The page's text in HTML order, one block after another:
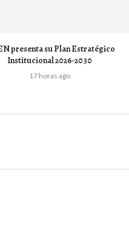
presenta su Plan Estratégico
Institucional 2026-2030
17 horas ago